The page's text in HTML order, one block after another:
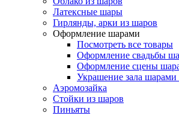
Латексные шары
Гирлянды, арки из шаров
Оформление шарами
Посмотреть все товары
Оформление свадьбы
Оформление сцены
Украшение зала
Аэромозайка
Стойки из шаров
Пиньяты